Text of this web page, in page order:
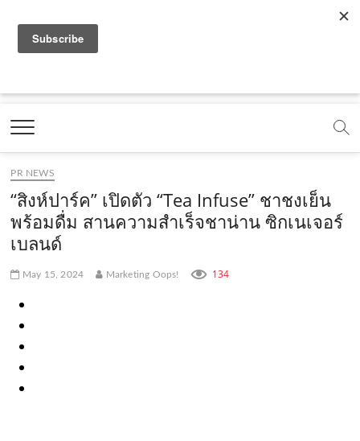
a
e
b
o
o
k
.
c
o
t
b
.
c
o
.
o
e
m
t
g
a
.
t
k
c
m
Marketing Oops!
DIGITAL | CREATIVE | ADVERTISING | CAMPAIGN |
PR NEWS
“สิงห์ปาร์ค” เปิดตัว “Tea Infuse” ชาชงเย็น
พร้อมดื่ม สานความสำเร็จชาน่าน ซิกเนเจอร์
เบลนด์
May 15, 2024 Marketing Oops! 134